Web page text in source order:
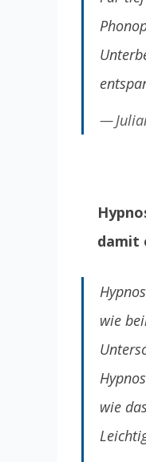
damit
wie
wie